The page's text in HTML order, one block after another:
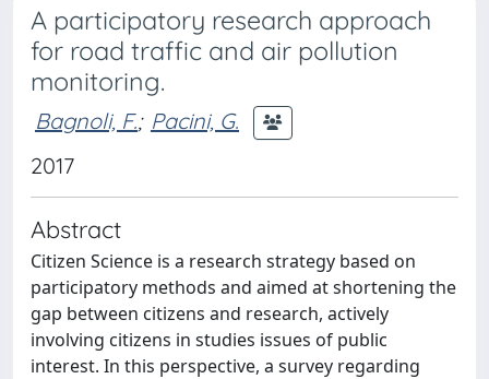
A participatory research approach
for road traffic and air pollution
monitoring.
Bagnoli, F.; Pacini, G.
2017
Abstract
Citizen Science is a research strategy based on
participatory methods and aimed at shortening the
gap between citizens and research, actively
involving citizens in studies issues of public
interest. In this perspective, a survey regarding